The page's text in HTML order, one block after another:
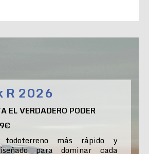
R 2026
EL VERDADERO PODER
más rápido y
para dominar cada